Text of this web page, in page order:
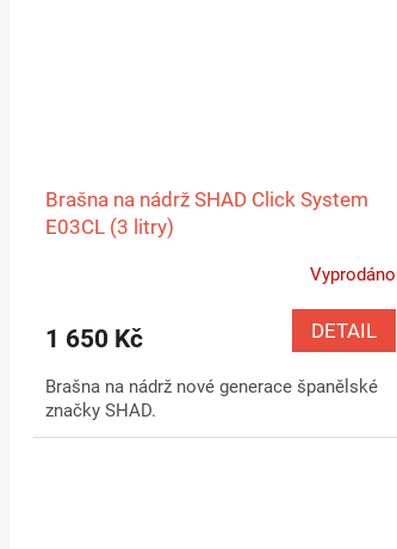
Brašna na nádrž SHAD Click System
E03CL (3 litry)
Vyprodáno
1 650 Kč DETAIL
Brašna na nádrž nové generace španělské
značky SHAD.